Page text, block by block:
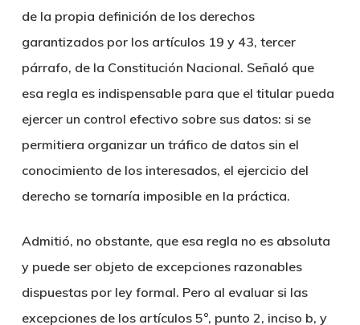
de la propia definición de los derechos
garantizados por los artículos 19 y 43, tercer
párrafo, de la Constitución Nacional. Señaló que
esa regla es indispensable para que el titular pueda
ejercer un control efectivo sobre sus datos: si se
permitiera organizar un tráfico de datos sin el
conocimiento de los interesados, el ejercicio del
derecho se tornaría imposible en la práctica.
Admitió, no obstante, que esa regla no es absoluta
y puede ser objeto de excepciones razonables
dispuestas por ley formal. Pero al evaluar si las
excepciones de los artículos 5°, punto 2, inciso b, y